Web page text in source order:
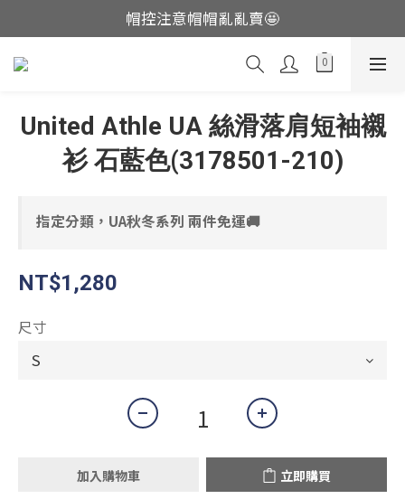
這裡現貨不用等👟
帽控注意帽帽亂亂賣🤩
這裡現貨不用等👟
United Athle UA 絲滑落肩短袖襯
衫 石藍色(3178501-210)
指定分類，UA秋冬系列 兩件免運🚚
NT$1,280
尺寸
加入購物車 立即購買